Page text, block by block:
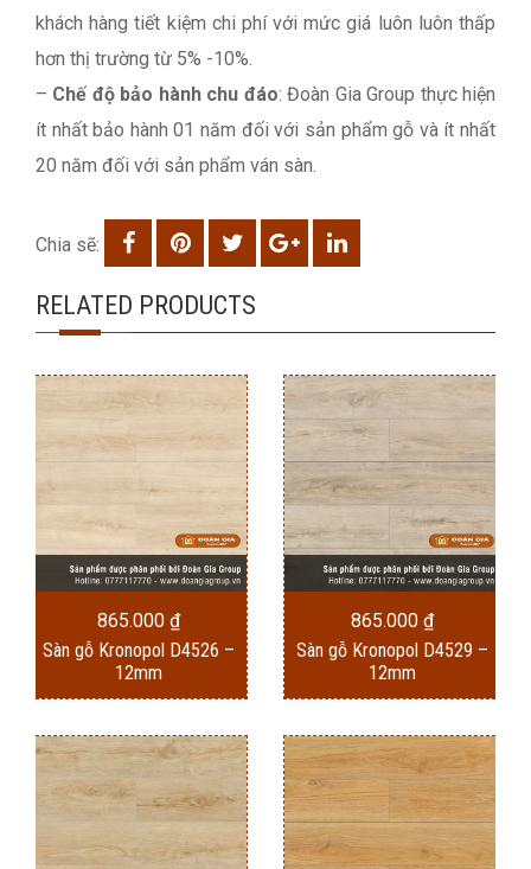
khách hàng tiết kiệm chi phí với mức giá luôn luôn thấp
hơn thị trường từ 5% -10%.
– Chế độ bảo hành chu đáo: Đoàn Gia Group thực hiện
ít nhất bảo hành 01 năm đối với sản phẩm gỗ và ít nhất
20 năm đối với sản phẩm ván sàn.
Chia sẽ:
RELATED PRODUCTS
865.000 ₫
Sàn gỗ Kronopol D4526 –
12mm
865.000 ₫
Sàn gỗ Kronopol D4529 –
12mm